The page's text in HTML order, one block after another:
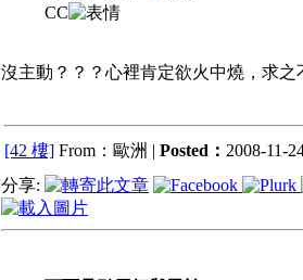
CC
沒主動？？？心裡肯定欲火中燒，求之
[42 樓] From：歐洲 | Posted： 2008-11-
分享: